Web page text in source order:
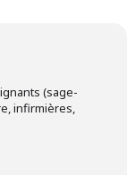
(sage-
infirmières,